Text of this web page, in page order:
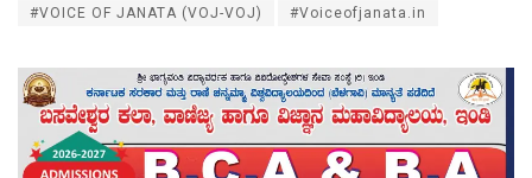
#VOICE OF JANATA (VOJ-VOJ) #Voiceofjanata.in